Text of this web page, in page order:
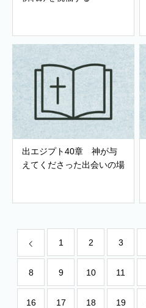
出エジプト40章 神が与
えてくださった出会いの場
1 2 3
8 9 10 11
16 17 18 19